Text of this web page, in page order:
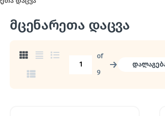
მცენარეთა დაცვა
of
9
→